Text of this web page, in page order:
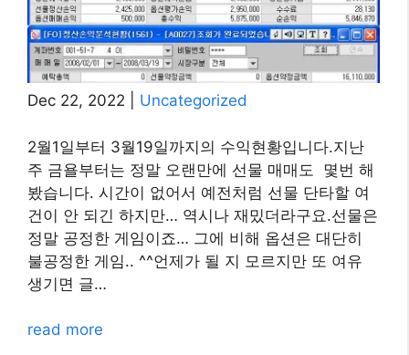
Dec 22, 2022 Uncategorized
2월1일부터 3월19일까지의 수익현황입니다.지난
주 금욜부터는 정말 오랜만에 선물 매매도 몇번 해
봤습니다. 시간이 없어서 예전처럼 선물 단타할 여
건이 안 되긴 하지만… 역시나 재밌더라구요.선물은
정말 공정한 게임이죠… 그에 비해 옵션은 대단히
불공정한 게임.. ^^언제가 될 지 모르지만 또 여유
생기면 글…
read more